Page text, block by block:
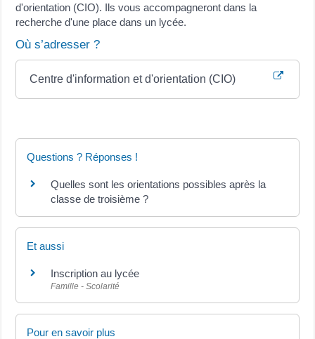
d'orientation (CIO). Ils vous accompagneront dans la
recherche d'une place dans un lycée.
Où s’adresser ?
Centre d'information et d'orientation (CIO)
Questions ? Réponses !
Quelles sont les orientations possibles après la
classe de troisième ?
Et aussi
Inscription au lycée
Famille - Scolarité
Pour en savoir plus